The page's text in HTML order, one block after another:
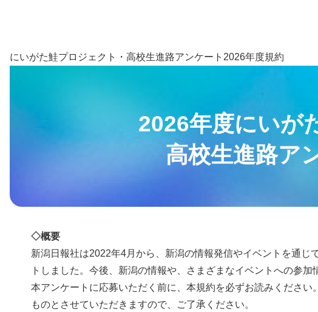
にいがた鮭プロジェクト・高校生進路アンケート2026年度規約
2026年度にいが
高校生進路ア
◇概要
新潟日報社は2022年4月から、新潟の情報発信やイベントを通
トしました。今後、新潟の情報や、さまざまなイベントへの参加
本アンケートに応募いただく前に、本規約を必ずお読みくださ
ものとさせていただきますので、ご了承ください。